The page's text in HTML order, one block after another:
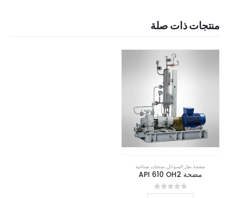
منتجات ذات صلة
مضخة نقل السوائل, منتجات صناعية
مضخة API 610 OH2
0
out of 5